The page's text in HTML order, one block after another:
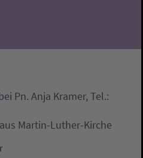
Pn. Anja Kramer, Tel.:
Martin-Luther-Kirche